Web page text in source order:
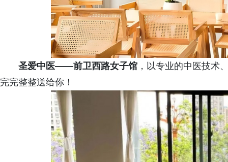
圣爱中医——前卫西路女子馆 ，以专业的中医技术
完完整整送给你！